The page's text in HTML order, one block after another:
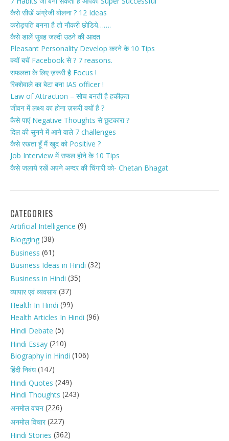
कैसे सीखें अंग्रेजी बोलना ? 12 Ideas
करोड़पति बनना है तो नौकरी छोडिये…….
कैसे डालें सुबह जल्दी उठने की आदत
Pleasant Personality Develop करने के 10 Tips
क्यों बचें Facebook से ? 7 reasons.
सफलता के लिए ज़रूरी है Focus !
रिक्शेवाले का बेटा बना IAS officer !
Law of Attraction – सोच बनती है हकीक़त
जीवन में लक्ष्य का होना ज़रूरी क्यों है ?
कैसे पाएं Negative Thoughts से छुटकारा ?
दिल की सुनने में आने वाले 7 challenges
कैसे रखता हूँ मैं खुद को Positive ?
Job Interview में सफल होने के 10 Tips
कैसे जलाये रखें अपने अन्दर की चिंगारी को- Chetan Bhagat
CATEGORIES
Artificial Intelligence (9)
Blogging (38)
Business (61)
Business Ideas in Hindi (32)
Business in Hindi (35)
व्यापार एवं व्यवसाय (37)
Health In Hindi (99)
Health Articles In Hindi (96)
Hindi Debate (5)
Hindi Essay (210)
Biography in Hindi (106)
हिंदी निबंध(147)
Hindi Quotes (249)
Hindi Thoughts (243)
अनमोल वचन (226)
अनमोल विचार(227)
Hindi Stories (362)